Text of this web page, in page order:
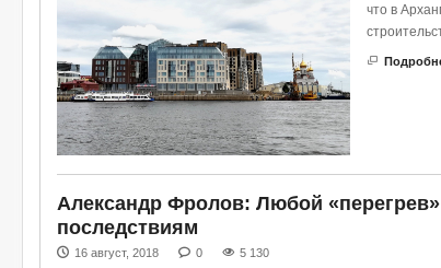
что в
Александр Фролов: Любой
последствиям
16 август, 2018 0 5 130